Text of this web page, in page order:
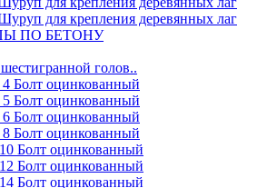
для крепления деревянных лаг
ПО БЕТОНУ
голов..
Болт оцинкованный
Болт оцинкованный
Болт оцинкованный
Болт оцинкованный
Болт оцинкованный
Болт оцинкованный
Болт оцинкованный